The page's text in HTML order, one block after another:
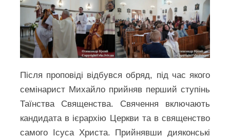
Після проповіді відбувся обряд, під час якого
семінарист Михайло прийняв перший ступінь
Таїнства Священства. Свячення включають
кандидата в ієрархію Церкви та в священство
самого Ісуса Христа. Прийнявши дияконські